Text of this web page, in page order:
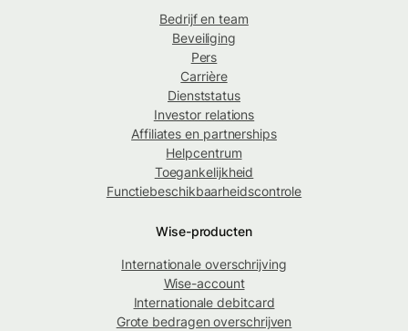
Bedrijf en team
Beveiliging
Pers
Carrière
Dienststatus
Investor relations
Affiliates en partnerships
Helpcentrum
Toegankelijkheid
Functiebeschikbaarheidscontrole
Wise-producten
Internationale overschrijving
Wise-account
Internationale debitcard
Grote bedragen overschrijven